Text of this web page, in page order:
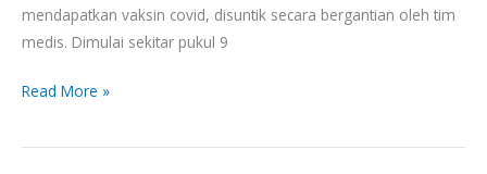
mendapatkan vaksin covid, disuntik secara bergantian oleh tim
medis. Dimulai sekitar pukul 9
Read More »